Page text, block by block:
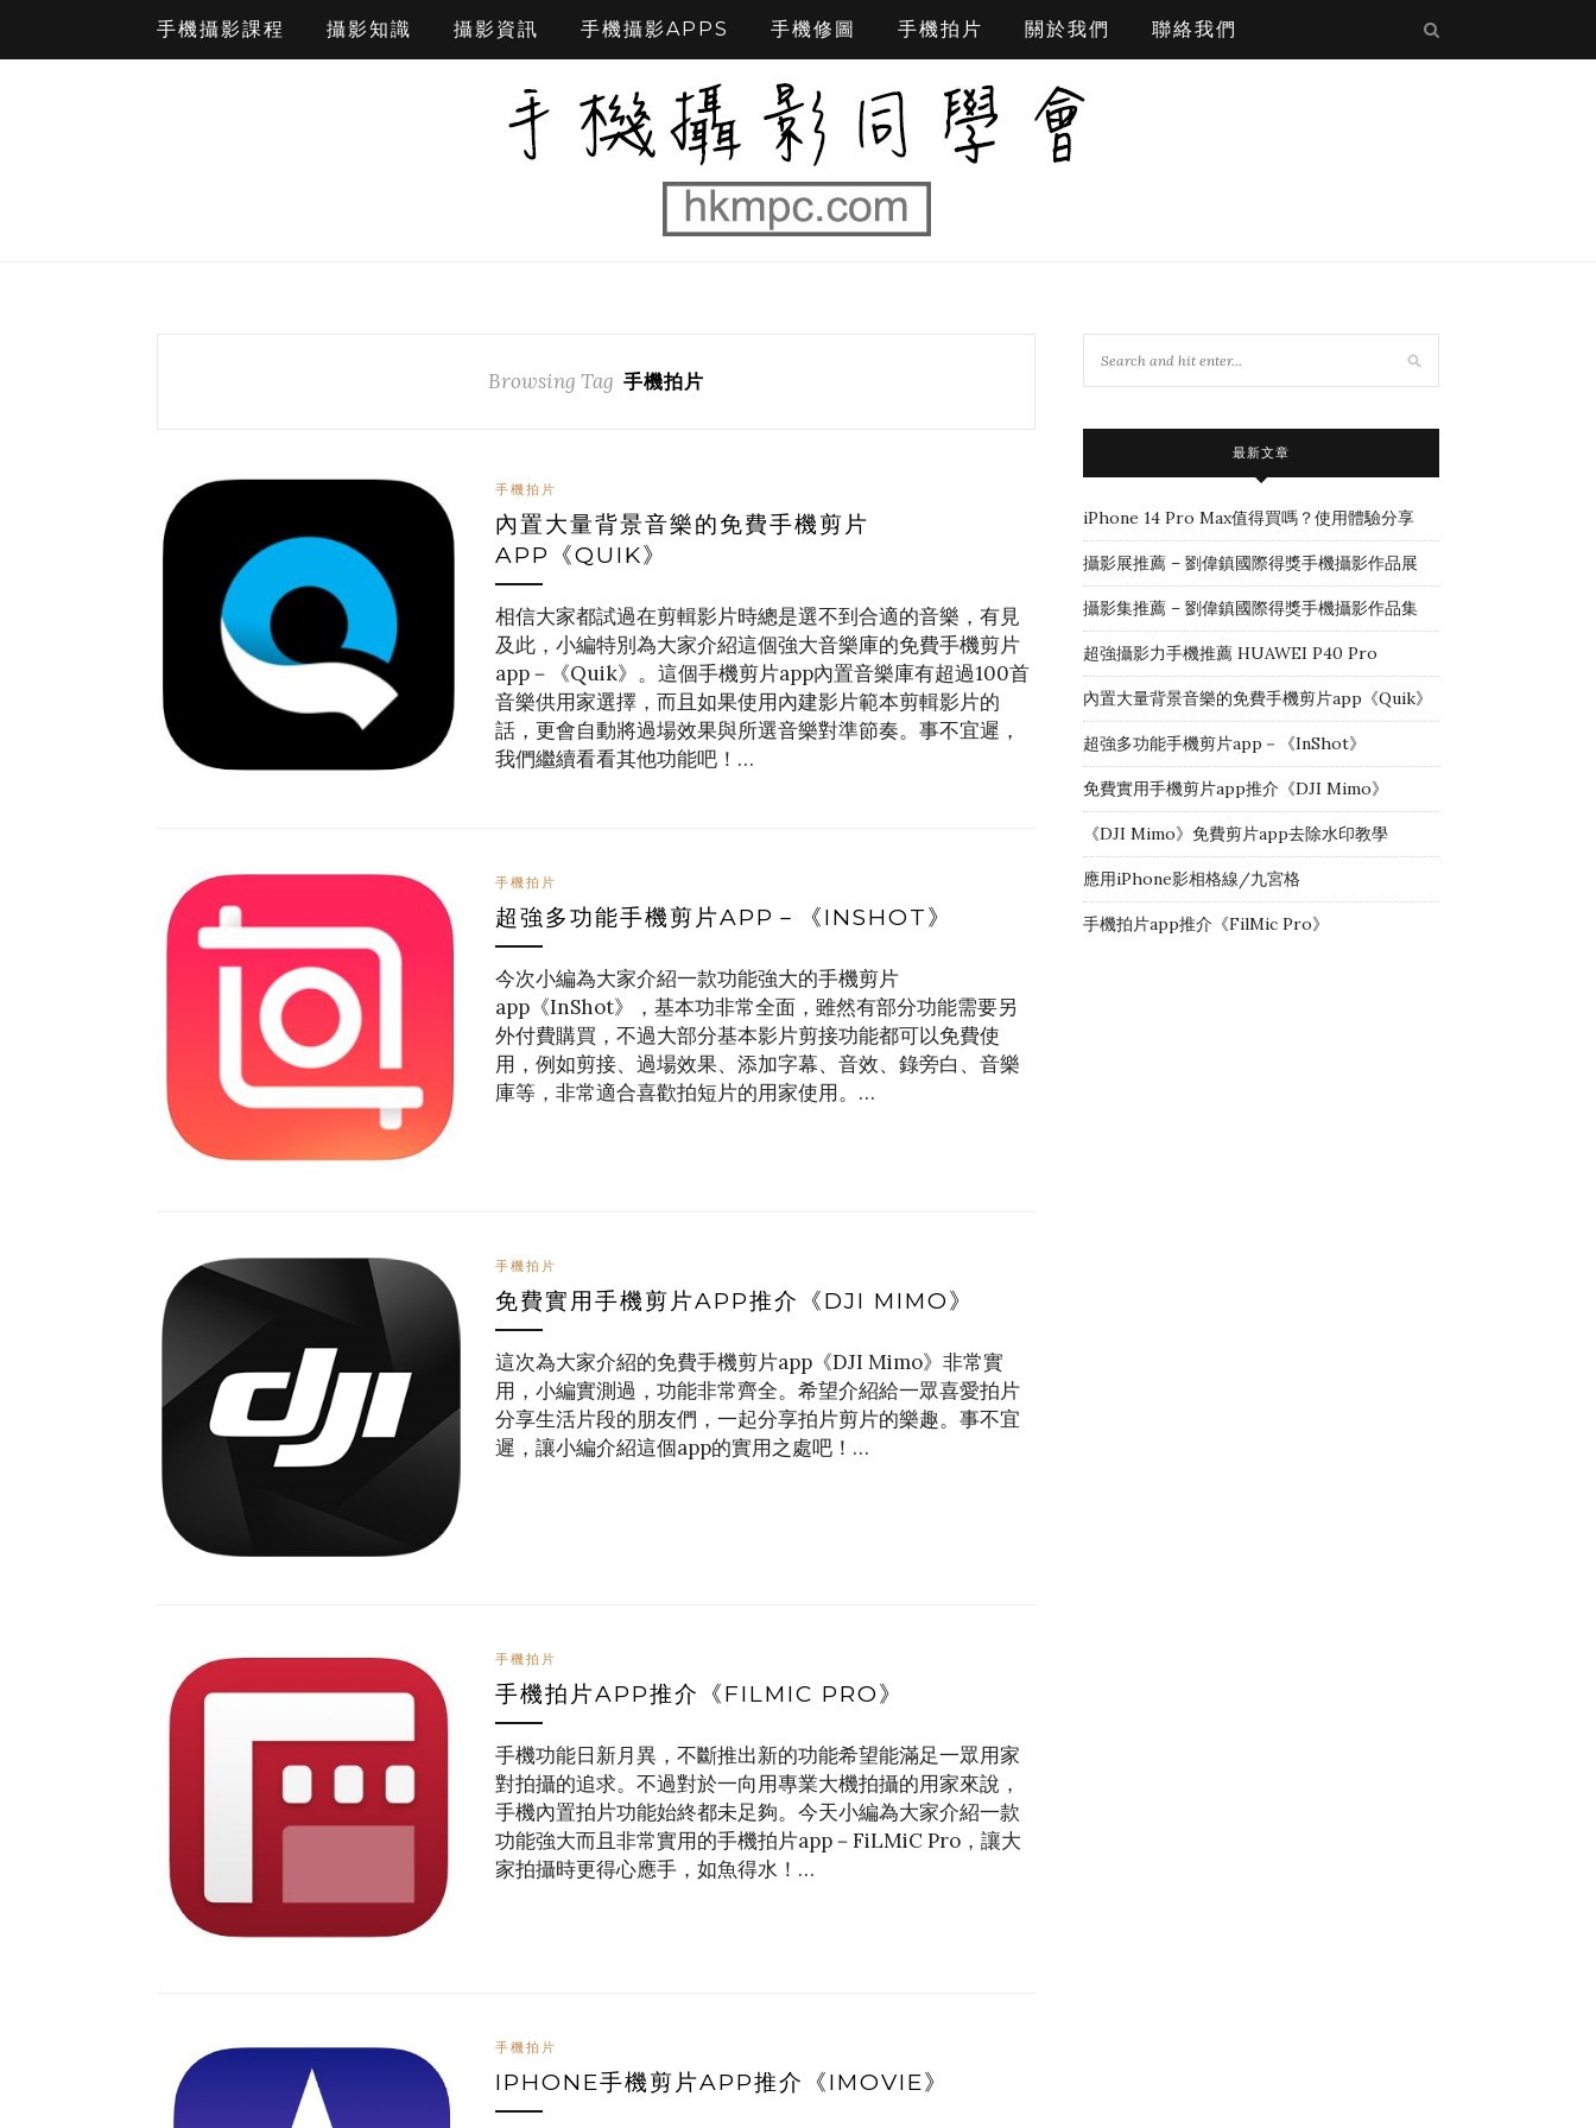
手機攝影課程 攝影知識 攝影資訊 手機攝影APPS 手機修圖 手機拍片 關於我們 聯絡我們
Browsing Tag 手機拍片
手機拍片
內置大量背景音樂的免費手機剪片
APP《QUIK》
相信大家都試過在剪輯影片時總是選不到合適的音樂，有見
及此，小編特別為大家介紹這個強大音樂庫的免費手機剪片
app－《Quik》。這個手機剪片app內置音樂庫有超過100首
音樂供用家選擇，而且如果使用內建影片範本剪輯影片的
話，更會自動將過場效果與所選音樂對準節奏。事不宜遲，
我們繼續看看其他功能吧！…
手機拍片
超強多功能手機剪片APP－《INSHOT》
今次小編為大家介紹一款功能強大的手機剪片
app《InShot》，基本功非常全面，雖然有部分功能需要另
外付費購買，不過大部分基本影片剪接功能都可以免費使
用，例如剪接、過場效果、添加字幕、音效、錄旁白、音樂
庫等，非常適合喜歡拍短片的用家使用。…
手機拍片
免費實用手機剪片APP推介《DJI MIMO》
這次為大家介紹的免費手機剪片app《DJI Mimo》非常實
用，小編實測過，功能非常齊全。希望介紹給一眾喜愛拍片
分享生活片段的朋友們，一起分享拍片剪片的樂趣。事不宜
遲，讓小編介紹這個app的實用之處吧！…
手機拍片
手機拍片APP推介《FILMIC PRO》
手機功能日新月異，不斷推出新的功能希望能滿足一眾用家
對拍攝的追求。不過對於一向用專業大機拍攝的用家來說，
手機內置拍片功能始終都未足夠。今天小編為大家介紹一款
功能強大而且非常實用的手機拍片app－FiLMiC Pro，讓大
家拍攝時更得心應手，如魚得水！…
手機拍片
IPHONE手機剪片APP推介《IMOVIE》
最新文章
iPhone 14 Pro Max值得買嗎？使用體驗分享
攝影展推薦 – 劉偉鎮國際得獎手機攝影作品展
攝影集推薦 – 劉偉鎮國際得獎手機攝影作品集
超強攝影力手機推薦 HUAWEI P40 Pro
內置大量背景音樂的免費手機剪片app《Quik》
超強多功能手機剪片app－《InShot》
免費實用手機剪片app推介《DJI Mimo》
《DJI Mimo》免費剪片app去除水印教學
應用iPhone影相格線/九宮格
手機拍片app推介《FilMic Pro》